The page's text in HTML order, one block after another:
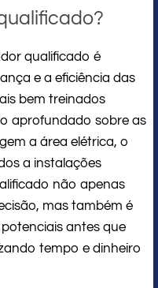
qualificado é
e a eficiência das
bem treinados
aprofundado sobre as
a área elétrica, o
a instalações
não apenas
mas também é
antes que
tempo e dinheiro